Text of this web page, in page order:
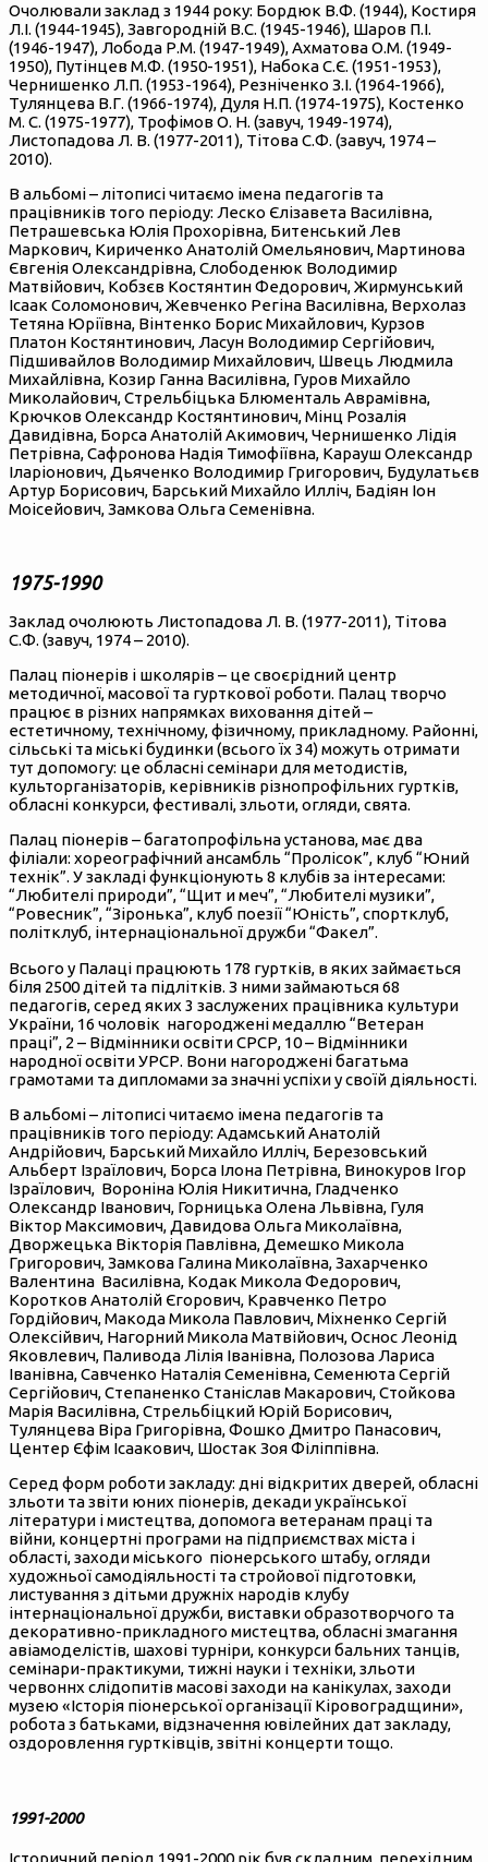
Очолювали заклад з 1944 року: Бордюк В.Ф. (1944), Костиря
Л.І. (1944-1945), Завгородній В.С. (1945-1946), Шаров П.І.
(1946-1947), Лобода Р.М. (1947-1949), Ахматова О.М. (1949-
1950), Путінцев М.Ф. (1950-1951), Набока С.Є. (1951-1953),
Чернишенко Л.П. (1953-1964), Резніченко З.І. (1964-1966),
Тулянцева В.Г. (1966-1974), Дуля Н.П. (1974-1975), Костенко
М. С. (1975-1977), Трофімов О. Н. (завуч, 1949-1974),
Листопадова Л. В. (1977-2011), Тітова С.Ф. (завуч, 1974 –
2010).
В альбомі – літописі читаємо імена педагогів та
працівників того періоду: Леско Єлізавета Василівна,
Петрашевська Юлія Прохорівна, Битенський Лев
Маркович, Кириченко Анатолій Омельянович, Мартинова
Євгенія Олександрівна, Слободенюк Володимир
Матвійович, Кобзєв Костянтин Федорович, Жирмунський
Ісаак Соломонович, Жевченко Регіна Василівна, Верхолаз
Тетяна Юріївна, Вінтенко Борис Михайлович, Курзов
Платон Костянтинович, Ласун Володимир Сергійович,
Підшивайлов Володимир Михайлович, Швець Людмила
Михайлівна, Козир Ганна Василівна, Гуров Михайло
Миколайович, Стрельбіцька Блюменталь Аврамівна,
Крючков Олександр Костянтинович, Мінц Розалія
Давидівна, Борса Анатолій Акимович, Чернишенко Лідія
Петрівна, Сафронова Надія Тимофіївна, Карауш Олександр
Іларіонович, Дьяченко Володимир Григорович, Будулатьєв
Артур Борисович, Барський Михайло Илліч, Бадіян Іон
Моісейович, Замкова Ольга Семенівна.
1975-1990
Заклад очолюють Листопадова Л. В. (1977-2011), Тітова
С.Ф. (завуч, 1974 – 2010).
Палац піонерів і школярів – це своєрідний центр
методичної, масової та гурткової роботи. Палац творчо
працює в різних напрямках виховання дітей –
естетичному, технічному, фізичному, прикладному. Районні,
сільські та міські будинки (всього їх 34) можуть отримати
тут допомогу: це обласні семінари для методистів,
культорганізаторів, керівників різнопрофільних гуртків,
обласні конкурси, фестивалі, зльоти, огляди, свята.
Палац піонерів – багатопрофільна установа, має два
філіали: хореографічний ансамбль “Пролісок”, клуб “Юний
технік”. У закладі функціонують 8 клубів за інтересами:
“Любителі природи”, “Щит и меч”, “Любителі музики”,
“Ровесник”, “Зіронька”, клуб поезії “Юність”, спортклуб,
політклуб, інтернаціональної дружби “Факел”.
Всього у Палаці працюють 178 гуртків, в яких займається
біля 2500 дітей та підлітків. З ними займаються 68
педагогів, серед яких 3 заслужених працівника культури
України, 16 чоловік нагороджені медаллю “Ветеран
праці”, 2 – Відмінники освіти СРСР, 10 – Відмінники
народної освіти УРСР. Вони нагороджені багатьма
грамотами та дипломами за значні успіхи у своїй діяльності.
В альбомі – літописі читаємо імена педагогів та
працівників того періоду: Адамський Анатолій
Андрійович, Барський Михайло Илліч, Березовський
Альберт Ізраїлович, Борса Ілона Петрівна, Винокуров Ігор
Ізраїлович, Вороніна Юлія Никитична, Гладченко
Олександр Іванович, Горницька Олена Львівна, Гуля
Віктор Максимович, Давидова Ольга Миколаївна,
Дворжецька Вікторія Павлівна, Демешко Микола
Григорович, Замкова Галина Миколаївна, Захарченко
Валентина Василівна, Кодак Микола Федорович,
Коротков Анатолій Єгорович, Кравченко Петро
Гордійович, Макода Микола Павлович, Міхненко Сергій
Олексійвич, Нагорний Микола Матвійович, Оснос Леонід
Яковлевич, Паливода Лілія Іванівна, Полозова Лариса
Іванівна, Савченко Наталія Семенівна, Семенюта Сергій
Сергійович, Степаненко Станіслав Макарович, Стойкова
Марія Василівна, Стрельбіцкий Юрій Борисович,
Тулянцева Віра Григорівна, Фошко Дмитро Панасович,
Центер Єфім Ісаакович, Шостак Зоя Філіппівна.
Серед форм роботи закладу: дні відкритих дверей, обласні
зльоти та звіти юних піонерів, декади української
літератури і мистецтва, допомога ветеранам праці та
війни, концертні програми на підприємствах міста і
області, заходи міського піонерського штабу, огляди
художньої самодіяльності та стройової підготовки,
листування з дітьми дружніх народів клубу
інтернаціональної дружби, виставки образотворчого та
декоративно-прикладного мистецтва, обласні змагання
авіамоделістів, шахові турніри, конкурси бальних танців,
семінари-практикуми, тижні науки і техніки, зльоти
червоннх слідопитів масові заходи на канікулах, заходи
музею «Історія піонерської організації Кіровоградщини»,
робота з батьками, відзначення ювілейних дат закладу,
оздоровлення гуртківців, звітні концерти тощо.
1991-2000
Історичний період 1991-2000 рік був складним перехідним